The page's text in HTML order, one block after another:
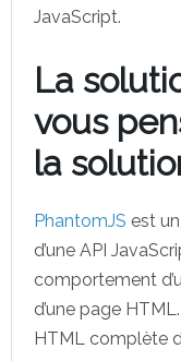
JavaScript.
La
vous
la
PhantomJS est
d’une API
comportement
d’une page
HTML complète